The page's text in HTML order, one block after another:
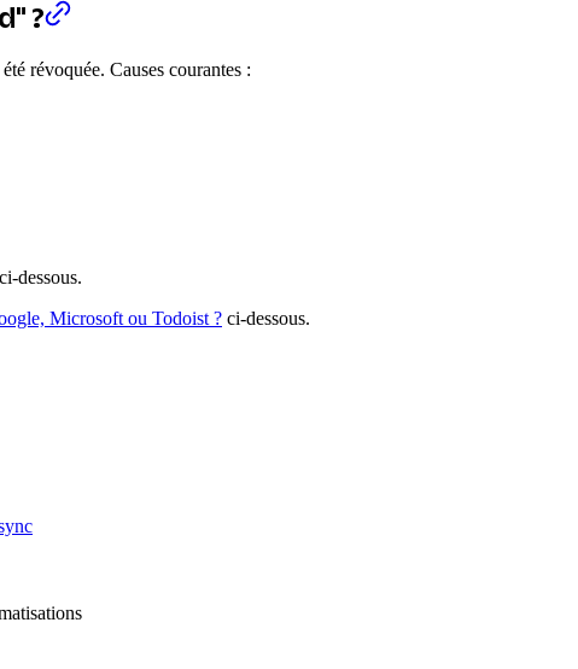
?
révoquée. Causes courantes :
ci-dessous.
Microsoft ou Todoist ? ci-dessous.